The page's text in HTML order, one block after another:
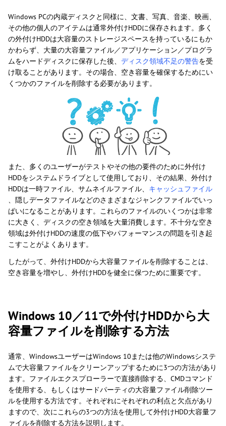
Windows PCの内蔵ディスクと同様に、文書、写真、音楽、映画、
その他の個人のアイテムは通常外付けHDDに保存されます。多く
の外付けHDDは大容量のストレージスペースを持っているにもか
かわらず、大量の大容量ファイル／アプリケーション／プログラ
ムをハードディスクに保存した後、 ディスク領域不足の警告を受
け取ることがあります。その場合、空き容量を確保するためにい
くつかのファイルを削除する必要があります。
また、多くのユーザーがテストやその他の要件のために外付け
HDDをシステムドライブとして使用しており、その結果、外付け
HDDは一時ファイル、サムネイルファイル、 キャッシュファイル
、隠しデータファイルなどのさまざまなジャンクファイルでいっ
ぱいになることがあります。これらのファイルのいくつかは非常
に大きく、ディスクの空き領域を大量消費します。不十分な空き
領域は外付けHDDの速度の低下やパフォーマンスの問題を引き起
こすことがよくあります。
したがって、外付けHDDから大容量ファイルを削除することは、
空き容量を増やし、外付けHDDを健全に保つために重要です。
Windows 10／11で外付けHDDから大
容量ファイルを削除する方法
通常、WindowsユーザーはWindows 10または他のWindowsシステ
ムで大容量ファイルをクリーンアップするために3つの方法があり
ます。ファイルエクスプローラーで直接削除する、CMDコマンド
を使用する、もしくはサードパーティの大容量ファイル削除ツー
ルを使用する方法です。それぞれにそれぞれの利点と欠点があり
ますので、次にこれらの3つの方法を使用して外付けHDD大容量フ
ァイルを削除する方法を説明します。